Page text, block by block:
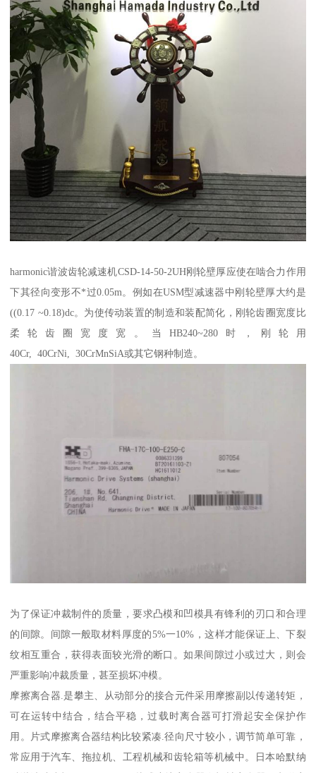
harmonic谐波齿轮减速机CSD-14-50-2UH刚轮壁厚应使在啮合力作用
下其径向变形不*过0.05m。例如在USM型减速器中刚轮壁厚大约是
((0.17 ~0.18)dc。为使传动装置的制造和装配简化，刚轮齿圈宽度比
柔轮齿圈宽度宽。当HB240~280时，刚轮用
40Cr, 40CrNi, 30CrMnSiA或其它钢种制造。
为了保证冲裁制件的质量，要求凸模和凹模具有锋利的刃口和合理
的间隙。间隙一般取材料厚度的5%一10%，这样才能保证上、下裂
纹相互重合，获得表面较光滑的断口。如果间隙过小或过大，则会
严重影响冲裁质量，甚至损坏冲模。
摩擦离合器.是攀主、从动部分的接合元件采用摩擦副以传递转矩，
可在运转中结合，结合平稳，过载时离合器可打滑起安全保护作
用。片式摩擦离合器结构比较紧凑.径向尺寸较小，调节简单可靠，
常应用于汽车、拖拉机、工程机械和齿轮箱等机械中。日本哈默纳